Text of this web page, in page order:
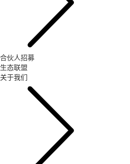
合伙人招募
生态联盟
关于我们